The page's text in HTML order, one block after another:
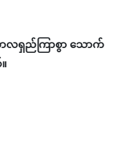
ရှည်ကြာစွာ သောက်